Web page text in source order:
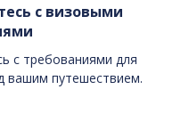
с визовыми
с требованиями для
вашим путешествием.